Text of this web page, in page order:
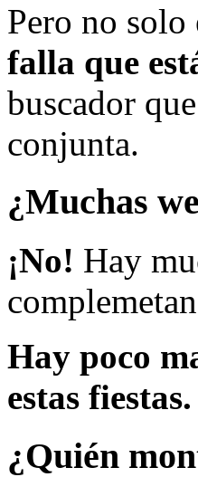
Pero no solo
falla que
buscador
conjunta.
¿Muchas
¡No! Hay
Hay poco
estas fiestas.
¿Quién